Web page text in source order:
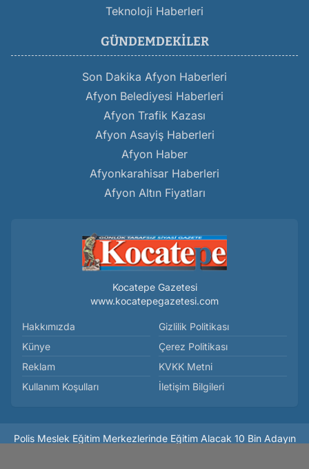
Teknoloji Haberleri
GÜNDEMDEKILER
Son Dakika Afyon Haberleri
Afyon Belediyesi Haberleri
Afyon Trafik Kazası
Afyon Asayiş Haberleri
Afyon Haber
Afyonkarahisar Haberleri
Afyon Altın Fiyatları
Kocatepe Gazetesi
www.kocatepegazetesi.com
Hakkımızda
Künye
Reklam
Kullanım Koşulları
Gizlilik Politikası
Çerez Politikası
KVKK Metni
İletişim Bilgileri
Polis Meslek Eğitim Merkezlerinde Eğitim Alacak 10 Bin Adayın